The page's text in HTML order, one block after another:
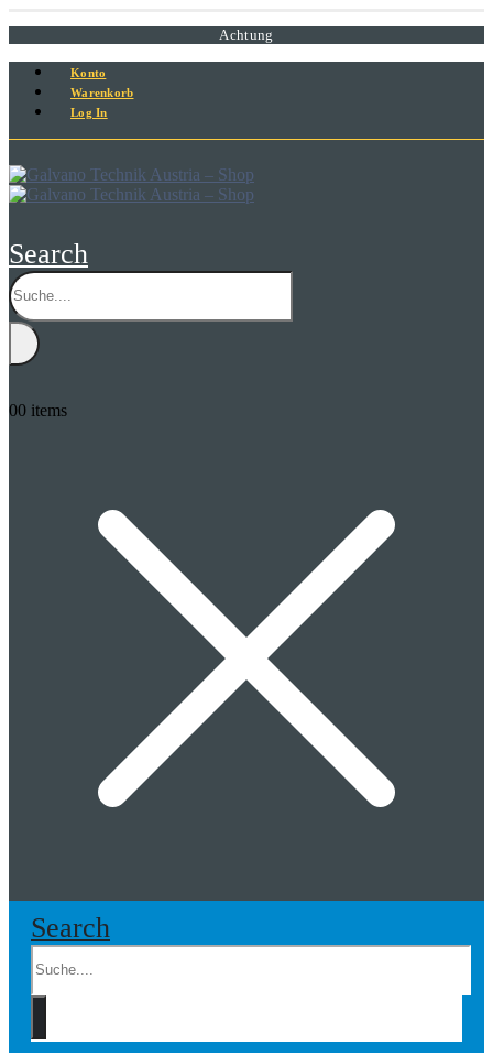
Achtung
Konto
Warenkorb
Log In
Search
00 items
Search